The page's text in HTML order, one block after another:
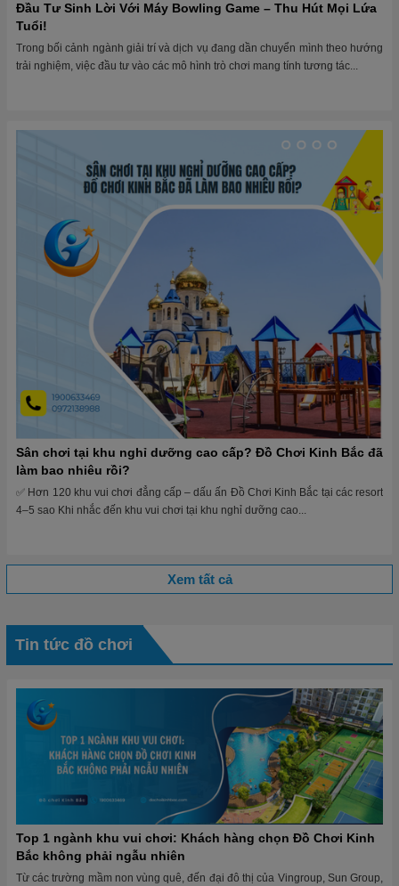
Đầu Tư Sinh Lời Với Máy Bowling Game – Thu Hút Mọi Lứa
Tuổi!
Trong bối cảnh ngành giải trí và dịch vụ đang dần chuyển mình theo hướng
trải nghiệm, việc đầu tư vào các mô hình trò chơi mang tính tương tác...
Sân chơi tại khu nghỉ dưỡng cao cấp? Đồ Chơi Kinh Bắc đã
làm bao nhiêu rồi?
✅ Hơn 120 khu vui chơi đẳng cấp – dấu ấn Đồ Chơi Kinh Bắc tại các resort
4–5 sao Khi nhắc đến khu vui chơi tại khu nghỉ dưỡng cao...
Xem tất cả
Tin tức đồ chơi
Top 1 ngành khu vui chơi: Khách hàng chọn Đồ Chơi Kinh
Bắc không phải ngẫu nhiên
Từ các trường mầm non vùng quê, đến đại đô thị của Vingroup, Sun Group,